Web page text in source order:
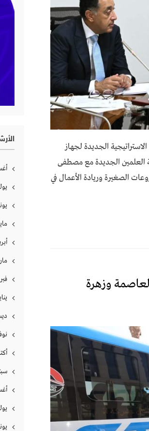
الجديدة لجهاز
العلمين الجديدة مع مصطفى
الصغيرة وريادة الأعمال في
العاصمة وزهرة
مايو
يناير